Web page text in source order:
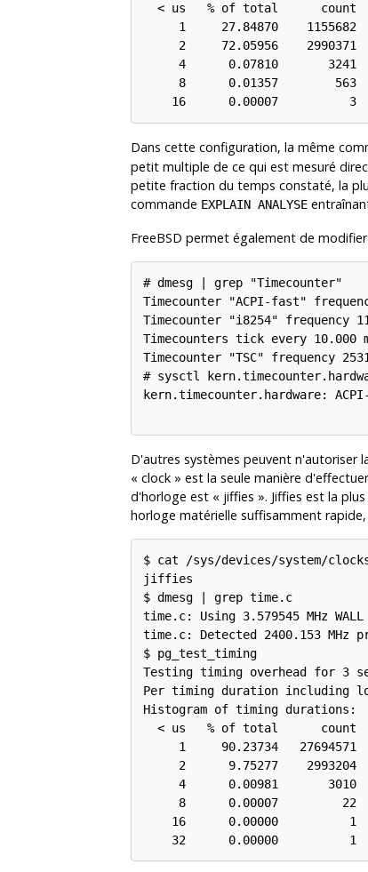
  < us   % of total      count
     1     27.84870    1155682
     2     72.05956    2990371
     4      0.07810       3241
     8      0.01357        563
    16      0.00007          3
Dans cette configuration, la même
petit multiple de ce qui est mesuré
petite fraction du temps constaté, la
commande EXPLAIN ANALYSE
FreeBSD permet également de
# dmesg | grep "Timecounter"
Timecounter "ACPI-fast"
Timecounter "i8254" frequency
Timecounters tick every 10.000
Timecounter "TSC" frequency
# sysctl
kern.timecounter.hardware:
D'autres systèmes peuvent n'autoriser
« clock » est la seule manière
d'horloge est « jiffies ». Jiffies est la
horloge matérielle suffisamment
$ cat /sys/devices/system/
jiffies
$ dmesg | grep time.c
time.c: Using 3.579545 MHz WALL
time.c: Detected 2400.153 MHz
$ pg_test_timing
Testing timing overhead for 3
Per timing duration including
Histogram of timing durations:
  < us   % of total      count
     1     90.23734   27694571
     2      9.75277    2993204
     4      0.00981       3010
     8      0.00007         22
    16      0.00000          1